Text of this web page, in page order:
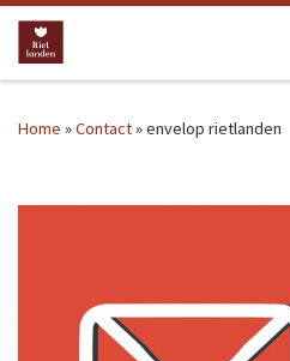
Ga naar inhoud
Home »Contact»envelop rietlanden